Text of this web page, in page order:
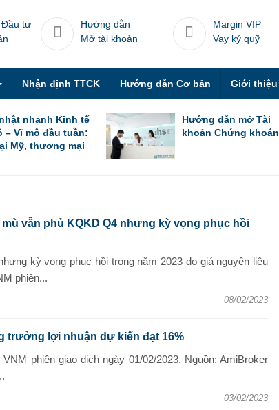
Đầu tư
Hướng dẫn
Mở tài khoản
Margin VIP
Vay ký quỹ
Nhận định TTCK Hướng dẫn Cơ bản Giới thiệu
nhanh Kinh tế
– Vĩ mô đầu tuần:
Mỹ, thương mại
Hướng dẫn mở Tài
khoản Chứng khoán
vẫn phủ KQKD Q4 nhưng kỳ vọng phục hồi
kỳ vọng phục hồi trong năm 2023 do giá nguyên liệu
phiên...
08/02/2023
trưởng lợi nhuận dự kiến đạt 16%
phiên giao dịch ngày 01/02/2023. Nguồn: AmiBroker
03/02/2023